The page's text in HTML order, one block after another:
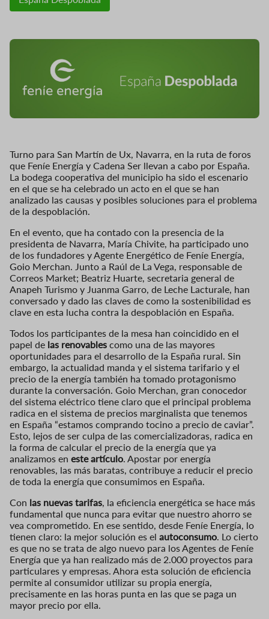
Turno para San Martín de Ux, Navarra, en la ruta de foros
que Feníe Energía y Cadena Ser llevan a cabo por España.
La bodega cooperativa del municipio ha sido el escenario
en el que se ha celebrado un acto en el que se han
analizado las causas y posibles soluciones para el problema
de la despoblación.
En el evento, que ha contado con la presencia de la
presidenta de Navarra, María Chivite, ha participado uno
de los fundadores y Agente Energético de Feníe Energía,
Goio Merchan. Junto a Raúl de La Vega, responsable de
Correos Market; Beatriz Huarte, secretaria general de
Anapeh Turismo y Juanma Garro, de Leche Lacturale, han
conversado y dado las claves de como la sostenibilidad es
clave en esta lucha contra la despoblación en España.
Todos los participantes de la mesa han coincidido en el
papel de las renovables como una de las mayores
oportunidades para el desarrollo de la España rural. Sin
embargo, la actualidad manda y el sistema tarifario y el
precio de la energía también ha tomado protagonismo
durante la conversación. Goio Merchan, gran conocedor
del sistema eléctrico tiene claro que el principal problema
radica en el sistema de precios marginalista que tenemos
en España “estamos comprando tocino a precio de caviar”.
Esto, lejos de ser culpa de las comercializadoras, radica en
la forma de calcular el precio de la energía que ya
analizamos en este artículo. Apostar por energía
renovables, las más baratas, contribuye a reducir el precio
de toda la energía que consumimos en España.
Con las nuevas tarifas, la eficiencia energética se hace más
fundamental que nunca para evitar que nuestro ahorro se
vea comprometido. En ese sentido, desde Feníe Energía, lo
tienen claro: la mejor solución es el autoconsumo. Lo cierto
es que no se trata de algo nuevo para los Agentes de Feníe
Energía que ya han realizado más de 2.000 proyectos para
particulares y empresas. Ahora esta solución de eficiencia
permite al consumidor utilizar su propia energía,
precisamente en las horas punta en las que se paga un
mayor precio por ella.